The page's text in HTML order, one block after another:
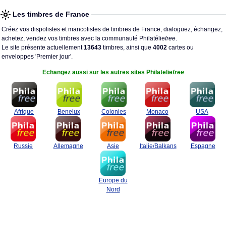
Les timbres de France
Créez vos dispolistes et mancolistes de timbres de France, dialoguez, échangez,
achetez, vendez vos timbres avec la communauté Philatéliefree.
Le site présente actuellement13643 timbres, ainsi que 4002 cartes ou
enveloppes 'Premier jour'.
Echangez aussi sur les autres sites Philateliefree
Afrique Benelux Colonies Monaco USA
Russie Allemagne Asie Italie/Balkans Espagne
Europe du
Nord